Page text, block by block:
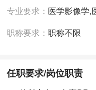
专业要求： 医学影像学,
职称要求：职称不限
任职要求/岗位职责